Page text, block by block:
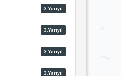
3.Yarıyıl
3.Yarıyıl
3.Yarıyıl
3.Yarıyıl